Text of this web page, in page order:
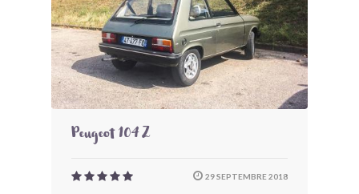
Peugeot 104 Z
29 SEPTEMBRE 2018